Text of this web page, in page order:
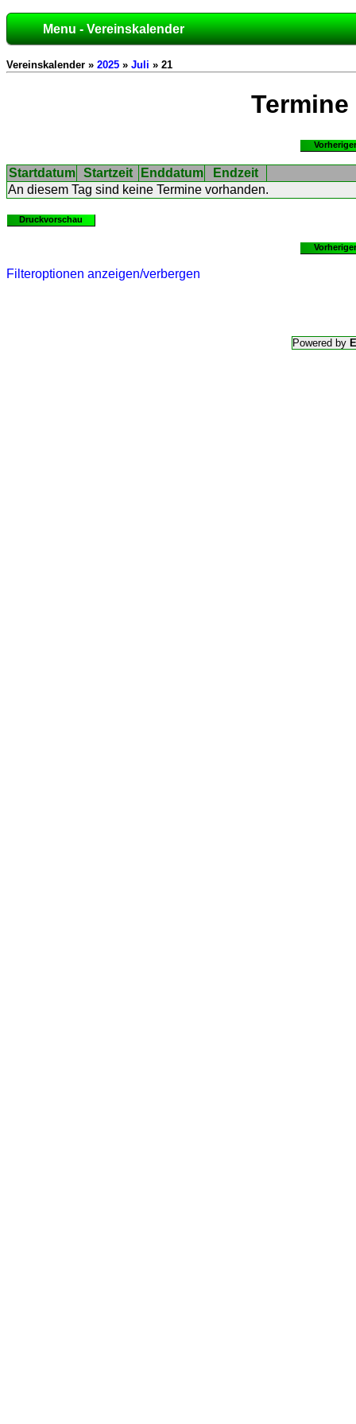
Menu - Vereinskalender
Vereinskalender » 2025 » Juli » 21
Termine
Startdatum Startzeit Enddatum
Endzeit
An diesem Tag sind keine Termine vorhanden.
Druckvorschau
Filteroptionen anzeigen/verbergen
Powered by